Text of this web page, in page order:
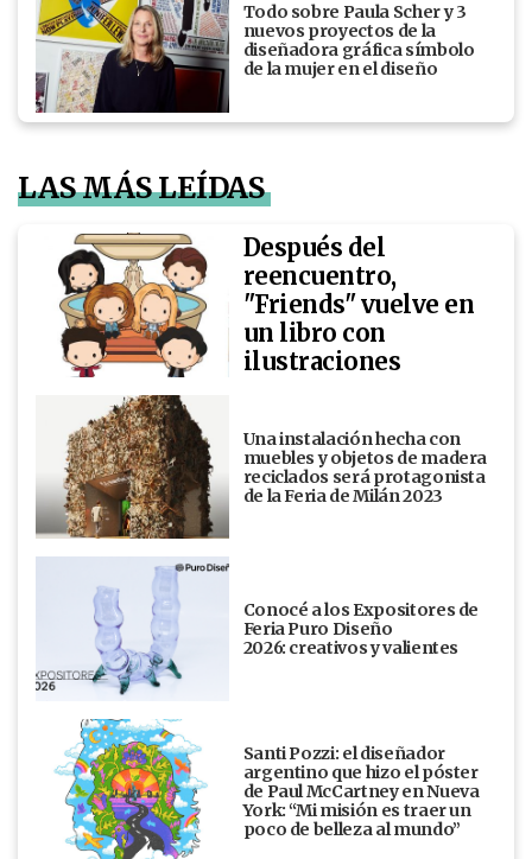
Todo sobre Paula Scher y 3
nuevos proyectos de la
diseñadora gráfica símbolo
de la mujer en el diseño
LAS MÁS LEÍDAS
Después del
reencuentro,
"Friends" vuelve en
un libro con
ilustraciones
Una instalación hecha con
muebles y objetos de madera
reciclados será protagonista
de la Feria de Milán 2023
Conocé a los Expositores de
Feria Puro Diseño
2026: creativos y valientes
Santi Pozzi: el diseñador
argentino que hizo el póster
de Paul McCartney en Nueva
York: “Mi misión es traer un
poco de belleza al mundo”